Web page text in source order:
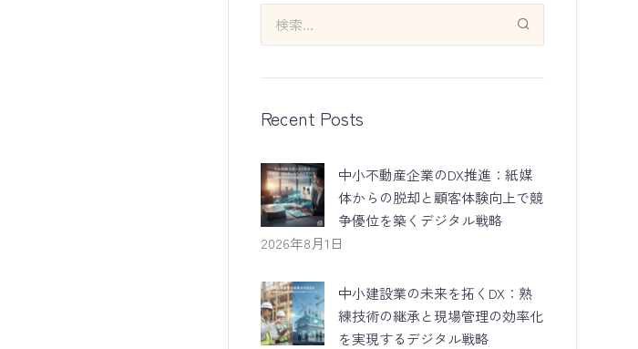
Recent Posts
中小不動産企業のDX推進：紙媒
体からの脱却と顧客体験向上で競
争優位を築くデジタル戦略
2026年8月1日
中小建設業の未来を拓くDX：熟
練技術の継承と現場管理の効率化
を実現するデジタル戦略